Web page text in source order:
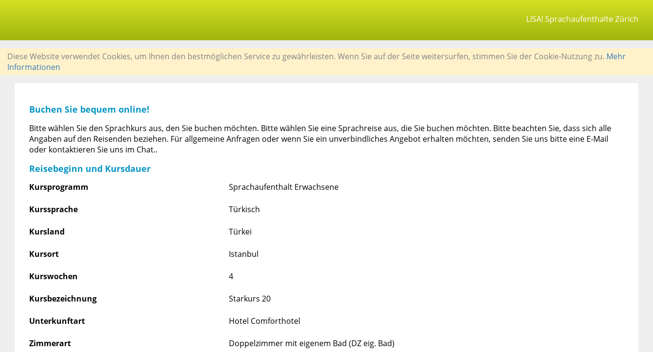
LISA! Sprachaufenthalte Zürich
Diese Website verwendet Cookies, um Ihnen den bestmöglichen Service zu gewährleisten. Wenn Sie auf der Seite weitersurfen, stimmen Sie der Cookie-Nutzung zu. Mehr
Informationen
Buchen Sie bequem online!
Bitte wählen Sie den Sprachkurs aus, den Sie buchen möchten. Bitte wählen Sie eine Sprachreise aus, die Sie buchen möchten. Bitte beachten Sie, dass sich alle
Angaben auf den Reisenden beziehen. Für allgemeine Anfragen oder wenn Sie ein unverbindliches Angebot erhalten möchten, senden Sie uns bitte eine E-Mail
oder kontaktieren Sie uns im Chat..
Reisebeginn und Kursdauer
Kursprogramm Sprachaufenthalt Erwachsene
Kurssprache Türkisch
Kursland Türkei
Kursort Istanbul
Kurswochen 4
Kursbezeichnung Starkurs 20
Unterkunftart Hotel Comforthotel
Zimmerart Doppelzimmer mit eigenem Bad (DZ eig. Bad)